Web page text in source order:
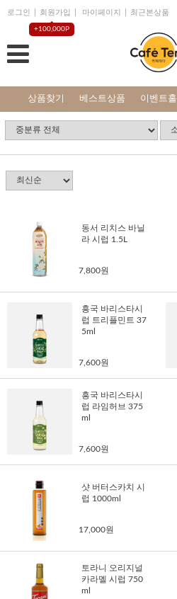
로그인 회원가입
+100,000P
마이페이지 최근본상품
상품찾기 베스트상품 이벤트홀
동서 리치스 바닐
라 시럽 1.5L
7,800원
흥국 바리스타시
럽 트리플민트 37
5ml
7,600원
흥국 바리스타시
럽 라임허브 375
ml
7,600원
샷 버터스카치 시
럽 1000ml
17,000원
토라니 오리지널
카라멜 시럽 750
ml